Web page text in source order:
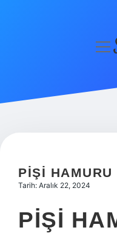
Hakkımızda
PIŞI
Tarih: Aralık 22, 2024
PIŞI